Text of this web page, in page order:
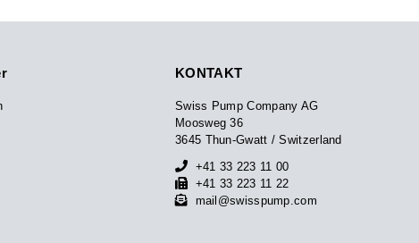
KONTAKT
Swiss Pump Company AG
Moosweg 36
3645 Thun-Gwatt / Switzerland
+41 33 223 11 00
+41 33 223 11 22
mail@swisspump.com